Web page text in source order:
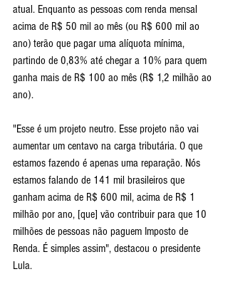
atual. Enquanto as pessoas com renda mensal
acima de R$ 50 mil ao mês (ou R$ 600 mil ao
ano) terão que pagar uma alíquota mínima,
partindo de 0,83% até chegar a 10% para quem
ganha mais de R$ 100 ao mês (R$ 1,2 milhão ao
ano).
"Esse é um projeto neutro. Esse projeto não vai
aumentar um centavo na carga tributária. O que
estamos fazendo é apenas uma reparação. Nós
estamos falando de 141 mil brasileiros que
ganham acima de R$ 600 mil, acima de R$ 1
milhão por ano, [que] vão contribuir para que 10
milhões de pessoas não paguem Imposto de
Renda. É simples assim", destacou o presidente
Lula.